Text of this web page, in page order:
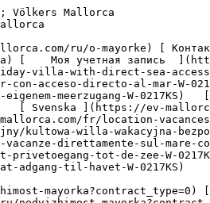
vacanze/iconica-villa-per-vacanze-direttamente-sul-mare-con-accesso-privato-al-mare-W-0217KS)   [ Dutch ](https://ev-mallorca.com/nl/vakantieverhuur/iconische-vakantievilla-direct-aan-zee-met-privetoegang-tot-de-zee-W-0217KS)    [ Dansk ](https://ev-mallorca.com/da/ferieophold/ikonisk-ferievilla-direkte-ved-havet-med-privat-adgang-til-havet-W-0217KS)   

 [ ![EV Mallorca](https://cdn.ev-mallorca.com/images/web/EV_Logo_RGB.svg) ](https://ev-mallorca.com/ru)  Open main menu    

   Покупка     [ Все объекты недвижимости ](https://ev-mallorca.com/ru/nedvizhimost-mayorka?contract_type=0) [ Дома / Виллы ](https://ev-mallorca.com/ru/nedvizhimost-mayorka?contract_type=0&type%5B0%5D=0) [ Финки ](https://ev-mallorca.com/ru/nedvizhimost-mayorka?contract_type=0&type%5B0%5D=1) [ Квартиры ](https://ev-mallorca.com/ru/nedvizhimost-mayorka?contract_type=0&type%5B0%5D=2) [ Пентхаусы ](https://ev-mallorca.com/ru/nedvizhimost-mayorka?contract_type=0&type%5B0%5D=5) [ Земельные участки ](https://ev-mallorca.com/ru/nedvizhimost-mayorka?contract_type=0&type%5B0%5D=3) [ Новострои ](https://ev-mallorca.com/ru/nedvizhimost-mayorka?contract_type=0&type%5B0%5D=development) 

   Долгосрочная аренда     [ Все объекты недвижимости ](https://ev-mallorca.com/ru/nedvizhimost-mayorka?contract_type=1) [ Дома / Виллы ](https://ev-mallorca.com/ru/nedvizhimost-mayorka?contract_type=1&type%5B0%5D=0) [ Финки ](https://ev-mallorca.com/ru/nedvizhimost-mayorka?contract_type=1&type%5B0%5D=1) [ Квартиры ](https://ev-mallorca.com/ru/nedvizhimost-mayorka?contract_type=1&type%5B0%5D=2) [ Пентхаусы ](https://ev-mallorca.com/ru/nedvizhimost-mayorka?contract_type=1&type%5B0%5D=5) 

   Краткосрочная аренда     [ Все объекты недвижимости ](https://ev-mallorca.com/ru/kratkosrochnaya-arenda) [ Дома / Виллы ](https://ev-mallorca.com/ru/kratkosrochnaya-arenda?type%5B0%5D=0) [ Финки ](https://ev-mallorca.com/ru/kratkosrochnaya-arenda?type%5B0%5D=1) [ Квартиры ](https://ev-mallorca.com/ru/kratkosrochnaya-arenda?type%5B0%5D=2) [ Пентхаусы ](https://ev-mallorca.com/ru/kratkosrochnaya-arenda?type%5B0%5D=5) 

   Коммерческая недвижимость     [ Все объекты недвижимости